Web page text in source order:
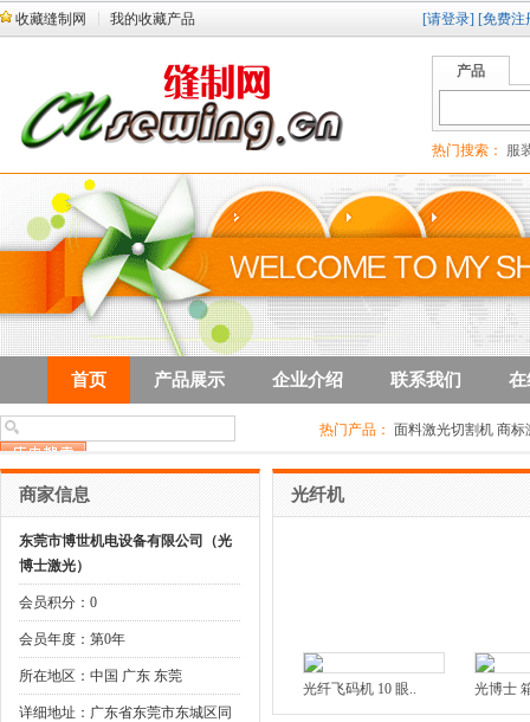
收藏缝制网 我的收藏产品 [请登录] [免费注
产品
热门搜索： 服
首页 产品展示 企业介绍 联系我们 在
热门产品： 面料激光切割机 商
商家信息
东莞市博世机电设备有限公司（光
博士激光）
会员积分：0
会员年度：第0年
所在地区：中国 广东 东莞
详细地址：广东省东莞市东城区同
光纤机
光纤飞码机 10 眼.. 光博士